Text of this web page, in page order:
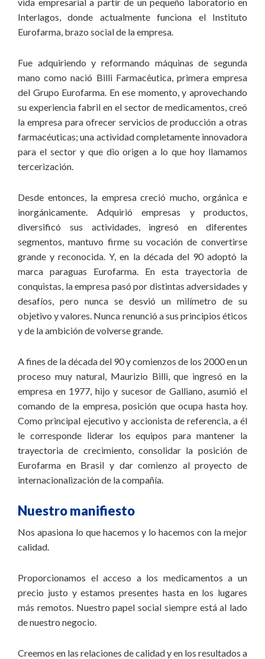
Interlagos, donde actualmente funciona el Instituto
Eurofarma, brazo social de la empresa.
Fue adquiriendo y reformando máquinas de segunda
mano como nació Billi Farmacêutica, primera empresa
del Grupo Eurofarma. En ese momento, y aprovechando
su experiencia fabril en el sector de medicamentos, creó
la empresa para ofrecer servicios de producción a otras
farmacéuticas; una actividad completamente innovadora
para el sector y que dio origen a lo que hoy llamamos
tercerización.
Desde entonces, la empresa creció mucho, orgánica e
inorgánicamente. Adquirió empresas y productos,
diversificó sus actividades, ingresó en diferentes
segmentos, mantuvo firme su vocación de convertirse
grande y reconocida. Y, en la década del 90 adoptó la
marca paraguas Eurofarma. En esta trayectoria de
conquistas, la empresa pasó por distintas adversidades y
desafíos, pero nunca se desvió un milímetro de su
objetivo y valores. Nunca renunció a sus principios éticos
y de la ambición de volverse grande.
A fines de la década del 90 y comienzos de los 2000 en un
proceso muy natural, Maurizio Billi, que ingresó en la
empresa en 1977, hijo y sucesor de Galliano, asumió el
comando de la empresa, posición que ocupa hasta hoy.
Como principal ejecutivo y accionista de referencia, a él
le corresponde liderar los equipos para mantener la
trayectoria de crecimiento, consolidar la posición de
Eurofarma en Brasil y dar comienzo al proyecto de
internacionalización de la compañía.
Nuestro manifiesto
Nos apasiona lo que hacemos y lo hacemos con la mejor
calidad.
Proporcionamos el acceso a los medicamentos a un
precio justo y estamos presentes hasta en los lugares
más remotos. Nuestro papel social siempre está al lado
de nuestro negocio.
Creemos en las relaciones de calidad y en los resultados a